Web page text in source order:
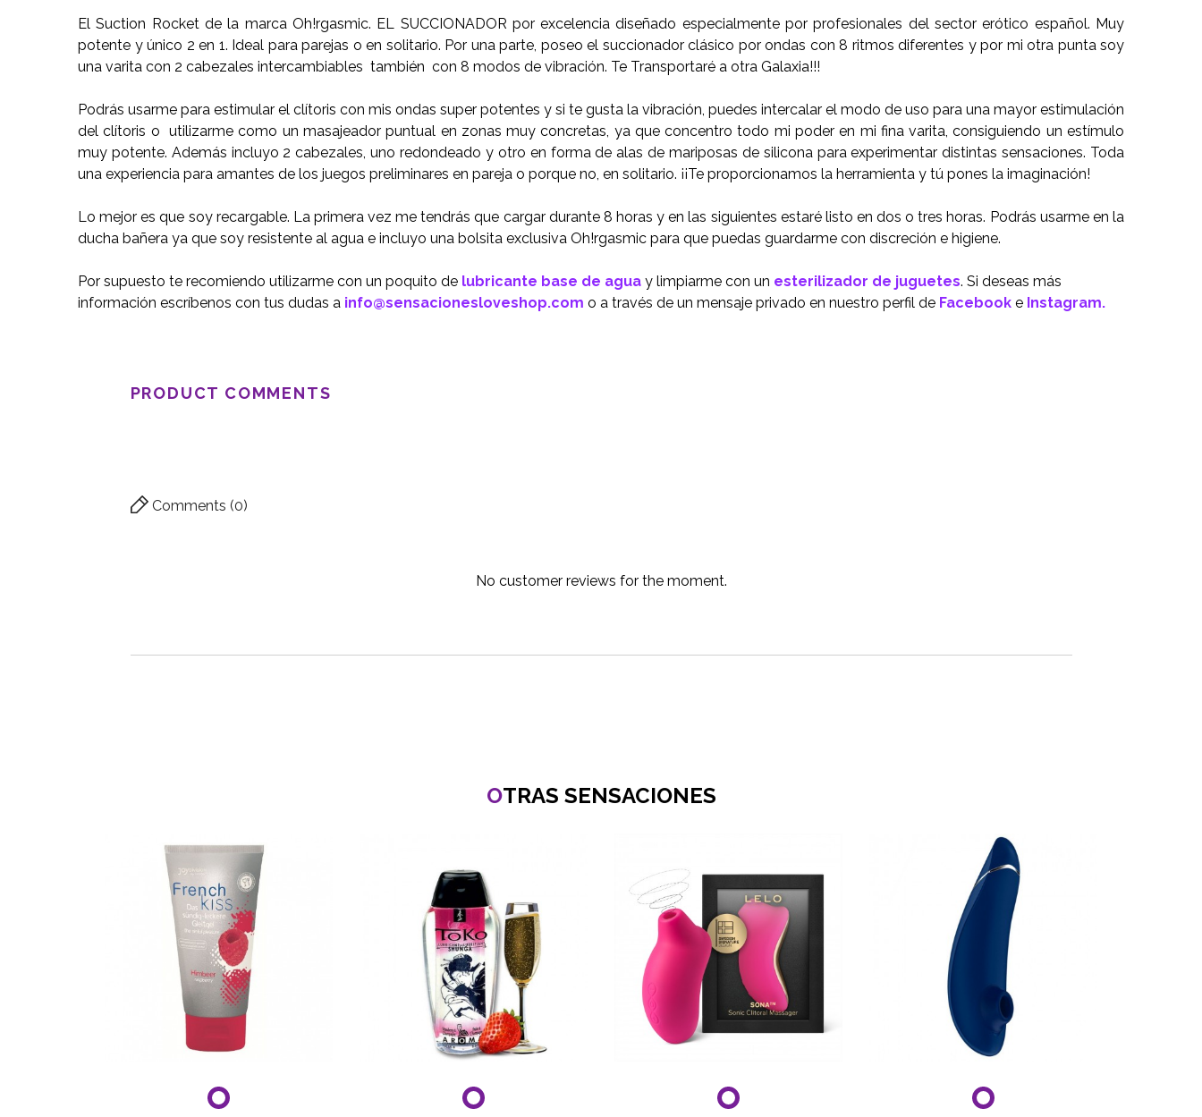
El Suction Rocket de la marca Oh!rgasmic. EL SUCCIONADOR por excelencia diseñado especialmente por profesionales del sector erótico español. Muy
potente y único 2 en 1. Ideal para parejas o en solitario. Por una parte, poseo el succionador clásico por ondas con 8 ritmos diferentes y por mi otra punta soy
una varita con 2 cabezales intercambiables también con 8 modos de vibración. Te Transportaré a otra Galaxia!!!
Podrás usarme para estimular el clítoris con mis ondas super potentes y si te gusta la vibración, puedes intercalar el modo de uso para una mayor estimulación
del clítoris o utilizarme como un masajeador puntual en zonas muy concretas, ya que concentro todo mi poder en mi fina varita, consiguiendo un estímulo
muy potente. Además incluyo 2 cabezales, uno redondeado y otro en forma de alas de mariposas de silicona para experimentar distintas sensaciones. Toda
una experiencia para amantes de los juegos preliminares en pareja o porque no, en solitario. ¡¡Te proporcionamos la herramienta y tú pones la imaginación!
Lo mejor es que soy recargable. La primera vez me tendrás que cargar durante 8 horas y en las siguientes estaré listo en dos o tres horas. Podrás usarme en la
ducha bañera ya que soy resistente al agua e incluyo una bolsita exclusiva Oh!rgasmic para que puedas guardarme con discreción e higiene.
Por supuesto te recomiendo utilizarme con un poquito de lubricante base de agua y limpiarme con un esterilizador de juguetes. Si deseas más
información escríbenos con tus dudas a info@sensacionesloveshop.com o a través de un mensaje privado en nuestro perfil de Facebook e Instagram.
PRODUCT COMMENTS
Comments (0)
No customer reviews for the moment.
OTRAS SENSACIONES